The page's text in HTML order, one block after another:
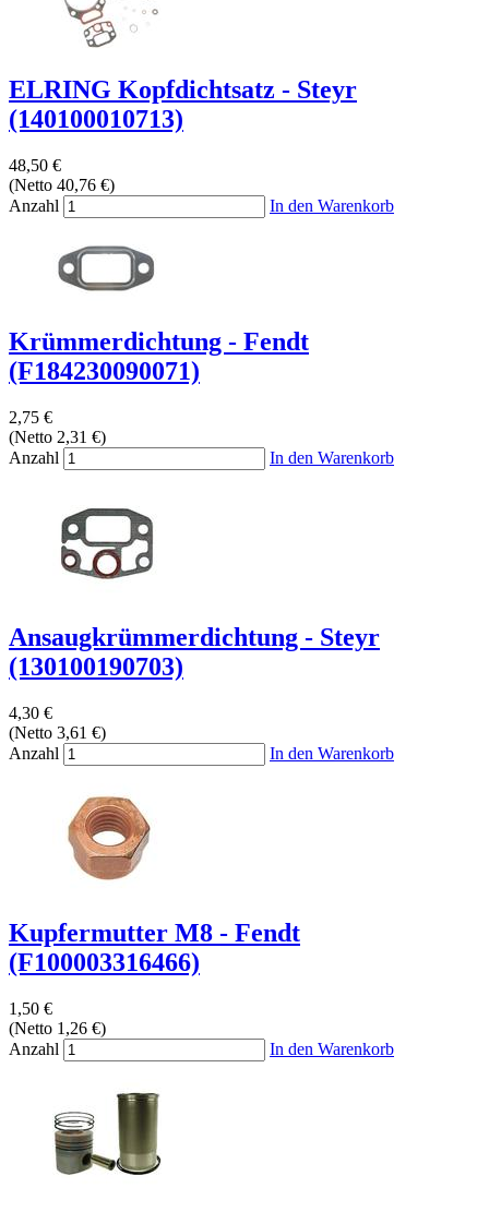
ELRING Kopfdichtsatz - Steyr
(140100010713)
48,50 €
(Netto 40,76 €)
Anzahl
In den Warenkorb
Krümmerdichtung - Fendt
(F184230090071)
2,75 €
(Netto 2,31 €)
Anzahl
In den Warenkorb
Ansaugkrümmerdichtung - Steyr
(130100190703)
4,30 €
(Netto 3,61 €)
Anzahl
In den Warenkorb
Kupfermutter M8 - Fendt
(F100003316466)
1,50 €
(Netto 1,26 €)
Anzahl
In den Warenkorb